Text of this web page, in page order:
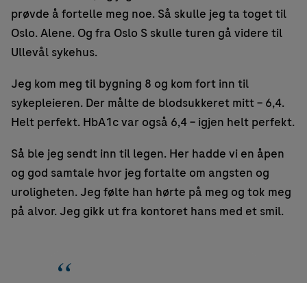
prøvde å fortelle meg noe. Så skulle jeg ta toget til
Oslo. Alene. Og fra Oslo S skulle turen gå videre til
Ullevål sykehus.
Jeg kom meg til bygning 8 og kom fort inn til
sykepleieren. Der målte de blodsukkeret mitt – 6,4.
Helt perfekt. HbA1c var også 6,4 – igjen helt perfekt.
Så ble jeg sendt inn til legen. Her hadde vi en åpen
og god samtale hvor jeg fortalte om angsten og
uroligheten. Jeg følte han hørte på meg og tok meg
på alvor. Jeg gikk ut fra kontoret hans med et smil.